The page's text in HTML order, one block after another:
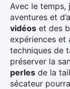
Avec le temps,
aventures et
vidéos et des
expériences et
techniques de
préserver la
perles de la
sécateur